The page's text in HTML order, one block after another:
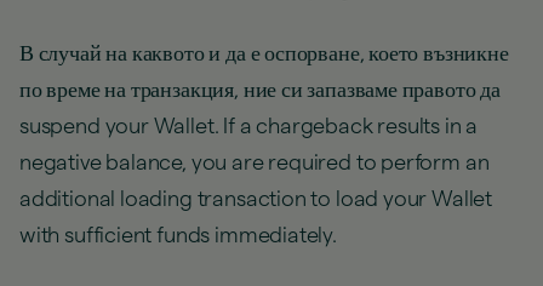
В случай на каквото и да е оспорване, което възникне
по време на транзакция, ние си запазваме правото да
suspend your Wallet. If a chargeback results in a
negative balance, you are required to perform an
additional loading transaction to load your Wallet
with sufficient funds immediately.